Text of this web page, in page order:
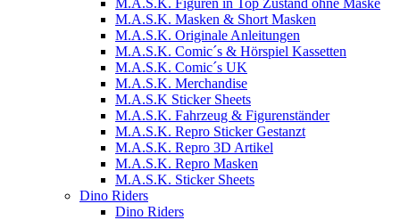
M.A.S.K. Masken & Short Masken
M.A.S.K. Originale Anleitungen
M.A.S.K. Comic´s & Hörspiel Kassetten
M.A.S.K. Comic´s UK
M.A.S.K. Merchandise
M.A.S.K Sticker Sheets
M.A.S.K. Fahrzeug & Figurenständer
M.A.S.K. Repro Sticker Gestanzt
M.A.S.K. Repro 3D Artikel
M.A.S.K. Repro Masken
M.A.S.K. Sticker Sheets
Dino Riders
Dino Riders